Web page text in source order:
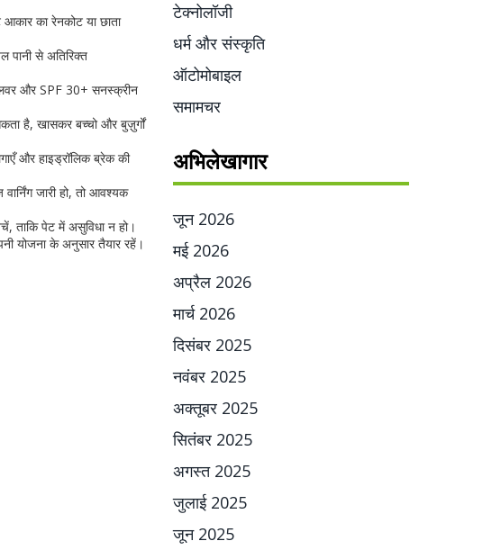
का रेनकोट या छाता
पानी से अतिरिक्त
और SPF 30+ सनस्क्रीन
है, खासकर बच्चो और बुज़ुर्गों
और हाइड्रॉलिक ब्रेक की
जारी हो, तो आवश्यक
ताकि पेट में असुविधा न हो।
योजना के अनुसार तैयार रहें।
टेक्नोलॉजी
धर्म और संस्कृति
ऑटोमोबाइल
समामचर
अभिलेखागार
जून 2026
मई 2026
अप्रैल 2026
मार्च 2026
दिसंबर 2025
नवंबर 2025
अक्तूबर 2025
सितंबर 2025
अगस्त 2025
जुलाई 2025
जून 2025